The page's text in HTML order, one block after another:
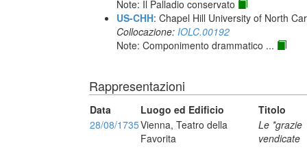
Note: Il Palladio conservato
US-CHH: Chapel Hill University of North
Collocazione: IOLC.00192
Note: Componimento drammatico ...
Rappresentazioni
Data Luogo ed Edificio
Titolo
28/08/1735Vienna, Teatro della
Favorita
Le *grazie
vendicate